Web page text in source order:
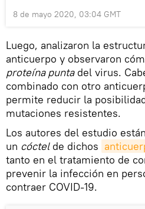
8 de mayo 2020, 03:04 GMT
Luego, analizaron la
anticuerpo y observaron
proteína puntadel virus.
combinado con otro
permite reducir la
mutaciones resistentes.
Los autores del estudio
un cóctelde dichos
tanto en el tratamiento de
prevenir la infección en
contraer COVID-19.